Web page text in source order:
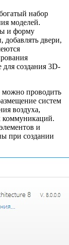
набор
моделей.
и форму
добавлять двери,
создания 3D-
проводить
систем
воздуха,
коммуникаций.
и
при создании